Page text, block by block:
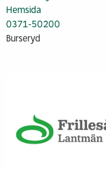
Hemsida
0371-50200
Burseryd